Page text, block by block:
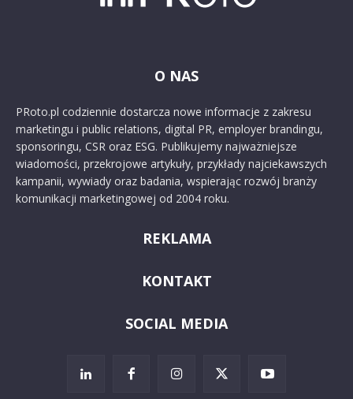
O NAS
PRoto.pl codziennie dostarcza nowe informacje z zakresu
marketingu i public relations, digital PR, employer brandingu,
sponsoringu, CSR oraz ESG. Publikujemy najważniejsze
wiadomości, przekrojowe artykuły, przykłady najciekawszych
kampanii, wywiady oraz badania, wspierając rozwój branży
komunikacji marketingowej od 2004 roku.
REKLAMA
KONTAKT
SOCIAL MEDIA